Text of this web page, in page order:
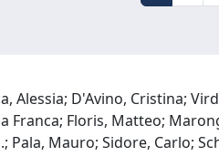
D'Avino, Cristina;
Franca; Floris, Matteo;
Mauro; Sidore, Carlo;